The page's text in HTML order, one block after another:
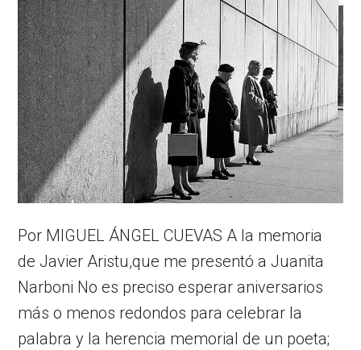
Por MIGUEL ÁNGEL CUEVAS A la memoria
de Javier Aristu,que me presentó a Juanita
Narboni No es preciso esperar aniversarios
más o menos redondos para celebrar la
palabra y la herencia memorial de un poeta;